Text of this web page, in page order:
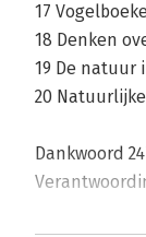
17
18 Denken
19 De natuur
20
Dankwoord